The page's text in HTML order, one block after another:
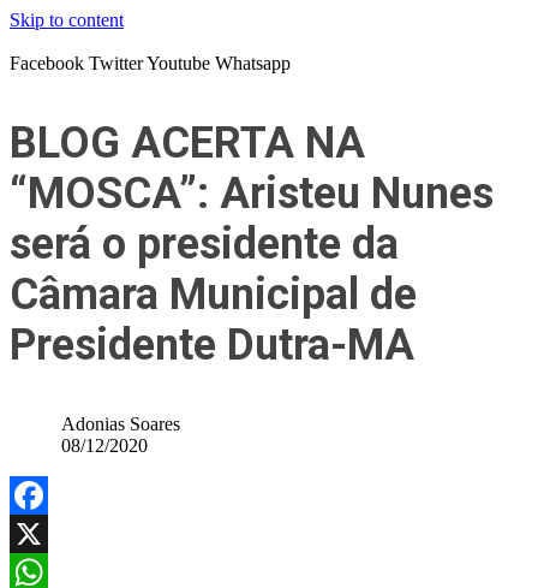
Skip to content
Facebook TwitterYoutube Whatsapp
BLOG ACERTA NA
“MOSCA”: Aristeu Nunes
será o presidente da
Câmara Municipal de
Presidente Dutra-MA
Adonias Soares
08/12/2020
Facebook
X